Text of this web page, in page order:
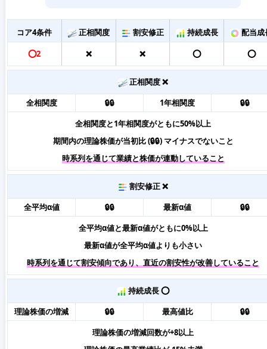
コア4条件 正相関度 割安修正 持続成長
配当成
⭕️2
❌ ❌ ⭕️ ⭕️
正相関度 ❌
全相関度
🔒🔒 1年相関度
🔒🔒
全相関度と1年相関度がともに50%以上
期間内の理論株価が当初比 (🔒🔒) マイナスでないこと
時系列を通じて業績と株価が連動していること
割安修正 ❌
全平均α値
🔒🔒 最新α値
🔒🔒
全平均α値と最新α値がともに0%以上
最新α値が全平均α値よりも小さい
時系列を通じて割安傾向であり、直近の割安性が改善していること
持続成長 ⭕️
理論株価の増減
🔒🔒 最高値比
🔒🔒
理論株価の増減回数が+8以上